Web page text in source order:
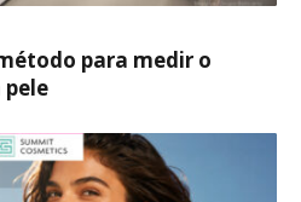
para medir o